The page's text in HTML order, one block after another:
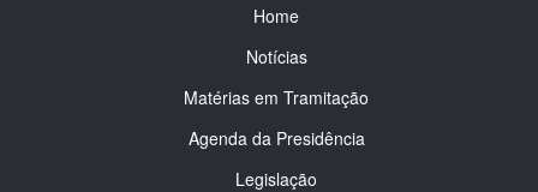
Home
Notícias
Matérias em Tramitação
Agenda da Presidência
Legislação